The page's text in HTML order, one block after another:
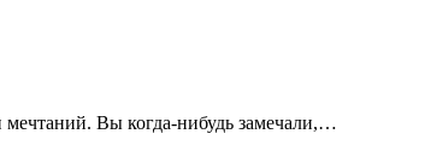
Вы когда-нибудь замечали,…